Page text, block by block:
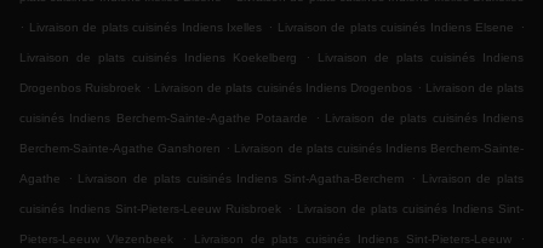
. Livraison de plats cuisinés Indiens Ixelles . Livraison de plats cuisinés Indiens Elsene .
Livraison de plats cuisinés Indiens Koekelberg . Livraison de plats cuisinés Indiens
Drogenbos Ruisbroek . Livraison de plats cuisinés Indiens Drogenbos . Livraison de plats
cuisinés Indiens Berchem-Sainte-Agathe Potaarde . Livraison de plats cuisinés Indiens
Berchem-Sainte-Agathe Ganshoren . Livraison de plats cuisinés Indiens Berchem-Sainte-
Agathe . Livraison de plats cuisinés Indiens Sint-Agatha-Berchem . Livraison de plats
cuisinés Indiens Sint-Pieters-Leeuw Ruisbroek . Livraison de plats cuisinés Indiens Sint-
Pieters-Leeuw Vlezenbeek . Livraison de plats cuisinés Indiens Sint-Pieters-Leeuw .